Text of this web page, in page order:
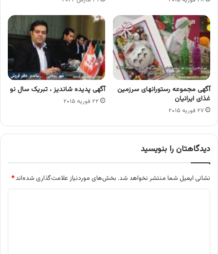
آگهی مجموعه رستورانهای سرزمین
غذای ایرانیان
۲۷ فوریه ۲۰۱۵
آگهی پدیده شاندیز ، تبریک سال نو
۲۲ فوریه ۲۰۱۵
دیدگاهتان را بنویسید
نشانی ایمیل شما منتشر نخواهد شد. بخش‌های موردنیاز علامت‌گذاری شده‌اند*